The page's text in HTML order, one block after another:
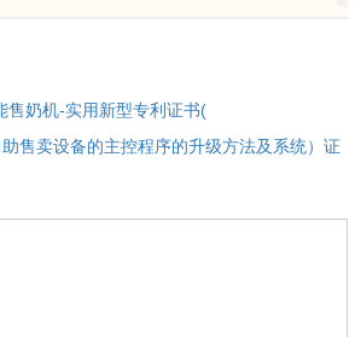
售奶机-实用新型专利证书(
售卖设备的主控程序的升级方法及系统）证